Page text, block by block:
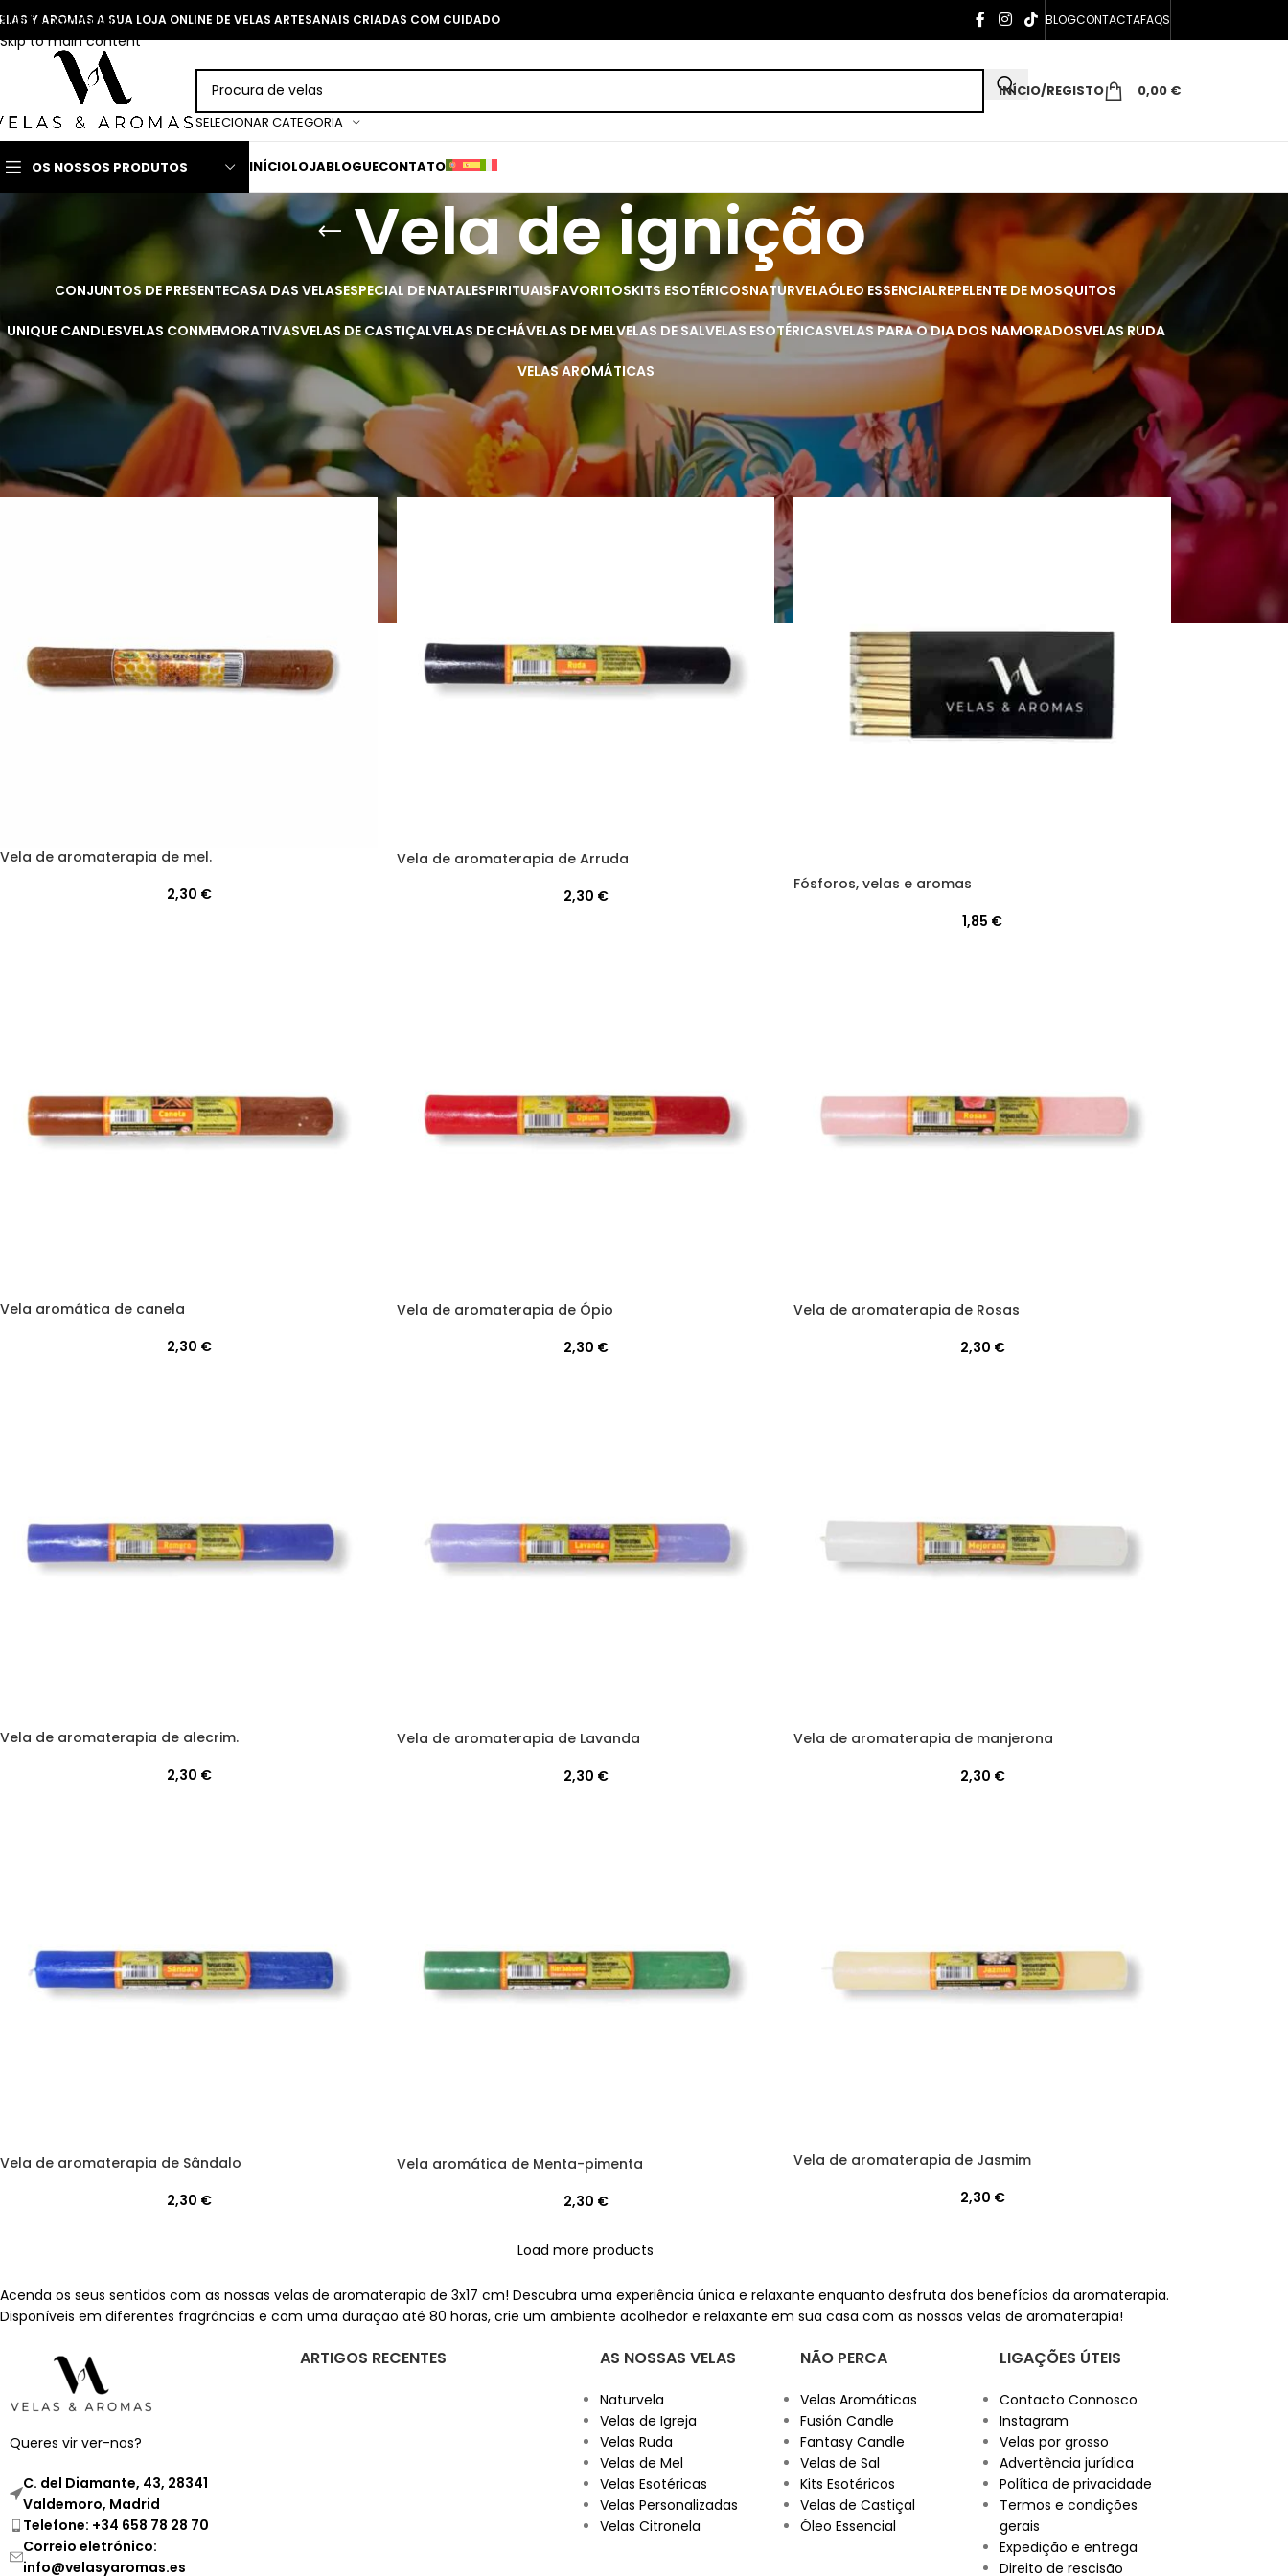
Skip to navigation
Skip to main content
Y AROMAS A SUA LOJA ONLINE DE VELAS ARTESANAIS CRIADAS COM CUIDADO BLOGCONTACTAFAQS
SELECIONAR CATEGORIA
INÍCIO/REGISTO 0,00 €
OS NOSSOS PRODUTOS INÍCIOLOJABLOGUECONTATO
Vela de ignição
CONJUNTOS DE PRESENTECASA DAS VELASESPECIAL DE NATALESPIRITUAISFAVORITOSKITS ESOTÉRICOSNATURVELAÓLEO ESSENCIALREPELENTE DE MOSQUITOS
UNIQUE CANDLESVELAS CONMEMORATIVASVELAS DE CASTIÇALVELAS DE CHÁVELAS DE MELVELAS DE SALVELAS ESOTÉRICASVELAS PARA O DIA DOS NAMORADOSVELAS RUDA
VELAS AROMÁTICAS
Acenda a sua paixão com as nossas velas de aromaterapia de 3cm x 17cm.
Página Inicial Velas Aromáticas >Vela de ignição Mostrar Todos
Vela de aromaterapia de mel.
2,30 €
Vela de aromaterapia de Arruda
2,30 €
Fósforos, velas e aromas
1,85 €
Vela aromática de canela
2,30 €
Vela de aromaterapia de Ópio
2,30 €
Vela de aromaterapia de Rosas
2,30 €
Vela de aromaterapia de alecrim.
2,30 €
Vela de aromaterapia de Lavanda
2,30 €
Vela de aromaterapia de manjerona
2,30 €
Vela de aromaterapia de Sândalo
2,30 €
Vela aromática de Menta-pimenta
2,30 €
Vela de aromaterapia de Jasmim
2,30 €
Load more products
Acenda os seus sentidos com as nossas velas de aromaterapia de 3x17 cm! Descubra uma experiência única e relaxante enquanto desfruta dos benefícios da aromaterapia.
Disponíveis em diferentes fragrâncias e com uma duração até 80 horas, crie um ambiente acolhedor e relaxante em sua casa com as nossas velas de aromaterapia!
Queres vir ver-nos?
C. del Diamante, 43, 28341
Valdemoro, Madrid
Telefone: +34 658 78 28 70
Correio eletrónico:
info@velasyaromas.es
ARTIGOS RECENTES AS NOSSAS VELAS
Naturvela
Velas de Igreja
Velas Ruda
Velas de Mel
Velas Esotéricas
Velas Personalizadas
Velas Citronela
NÃO PERCA
Velas Aromáticas
Fusión Candle
Fantasy Candle
Velas de Sal
Kits Esotéricos
Velas de Castiçal
Óleo Essencial
LIGAÇÕES ÚTEIS
Contacto Connosco
Instagram
Velas por grosso
Advertência jurídica
Política de privacidade
Termos e condições
gerais
Expedição e entrega
Direito de rescisão